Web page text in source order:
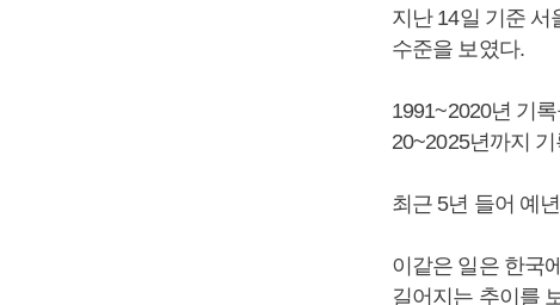
지난 14일 기준 서
수준을 보였다.
1991~2020년 기
20~2025년까지
최근 5년 들어 예
이같은 일은 한국
길어지는 추이를